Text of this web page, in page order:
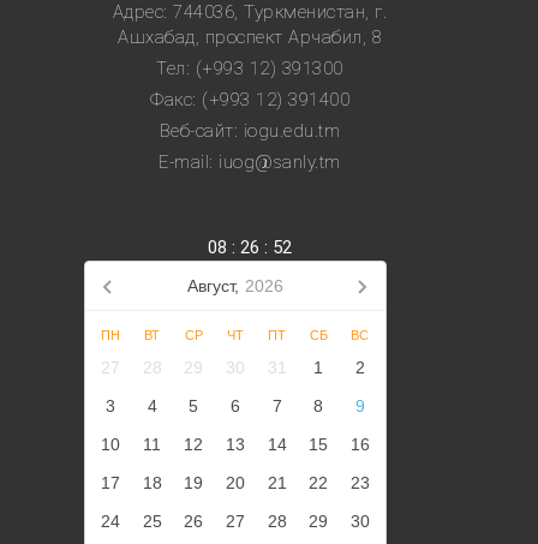
Адрес: 744036, Туркменистан, г.
Ашхабад, проспект Арчабил, 8
Тел: (+993 12) 391300
Факс: (+993 12) 391400
Веб-сайт: iogu.edu.tm
E-mail: iuog@sanly.tm
08 : 26 : 52
Август, 2026
ПН ВТ СР ЧТ ПТ СБ ВС
27 28 29 30 31 1
2
3
4 5 6 7 8
9
10
11 12 13 14 15
16
17
18 19 20 21 22
23
24
25 26 27 28 29 30